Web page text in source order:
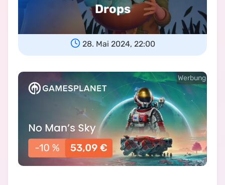
Drops
28. Mai 2024, 22:00
Werbung